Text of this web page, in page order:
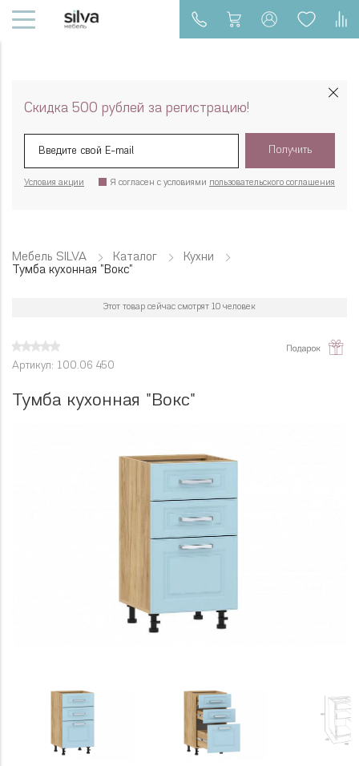
Скидка 500 рублей за регистрацию!
Получить
Я согласен с условиями пользовательского соглашения
Условия акции
Мебель SILVA Каталог
Кухни
Тумба кухонная "Вокс"
Артикул: 100.06 450
Этот товар сейчас смотрят 10 человек
Тумба кухонная "Вокс"